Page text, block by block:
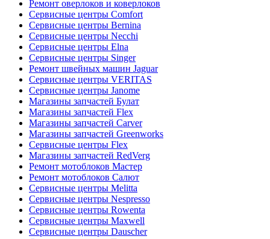
Ремонт оверлоков и коверлоков
Сервисные центры Comfort
Сервисные центры Bernina
Сервисные центры Necchi
Сервисные центры Elna
Сервисные центры Singer
Ремонт швейных машин Jaguar
Сервисные центры VERITAS
Сервисные центры Janome
Магазины запчастей Булат
Магазины запчастей Flex
Магазины запчастей Carver
Магазины запчастей Greenworks
Сервисные центры Flex
Магазины запчастей RedVerg
Ремонт мотоблоков Мастер
Ремонт мотоблоков Салют
Сервисные центры Melitta
Сервисные центры Nespresso
Сервисные центры Rowenta
Сервисные центры Maxwell
Сервисные центры Dauscher